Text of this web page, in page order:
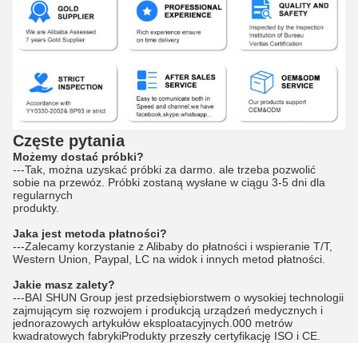
Częste pytania
Możemy dostać próbki?
---Tak, można uzyskać próbki za darmo. ale trzeba pozwolić
sobie na przewóz. Próbki zostaną wysłane w ciągu 3-5 dni dla
regularnych
produkty.
Jaka jest metoda płatności?
---Zalecamy korzystanie z Alibaby do płatności i wspieranie T/T,
Western Union, Paypal, LC na widok i innych metod płatności.
Jakie masz zalety?
---BAI SHUN Group jest przedsiębiorstwem o wysokiej technologii
zajmującym się rozwojem i produkcją urządzeń medycznych i
jednorazowych artykułów eksploatacyjnych.000 metrów
kwadratowych fabrykiProdukty przeszły certyfikację ISO i CE.